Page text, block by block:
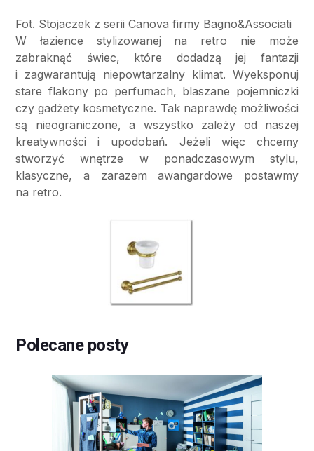
Fot. Stojaczek z serii Canova firmy Bagno&Associati
W łazience stylizowanej na retro nie może
zabraknąć świec, które dodadzą jej fantazji
i zagwarantują niepowtarzalny klimat. Wyeksponuj
stare flakony po perfumach, blaszane pojemniczki
czy gadżety kosmetyczne. Tak naprawdę możliwości
są nieograniczone, a wszystko zależy od naszej
kreatywności i upodobań. Jeżeli więc chcemy
stworzyć wnętrze w ponadczasowym stylu,
klasyczne, a zarazem awangardowe postawmy
na retro.
Polecane posty